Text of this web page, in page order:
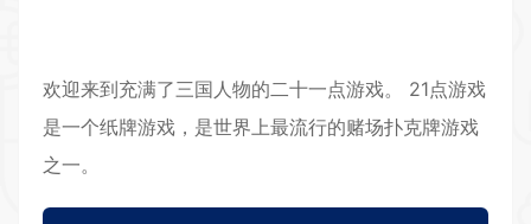
欢迎来到充满了三国人物的二十一点游戏。 21点游戏
是一个纸牌游戏，是世界上最流行的赌场扑克牌游戏
之一。